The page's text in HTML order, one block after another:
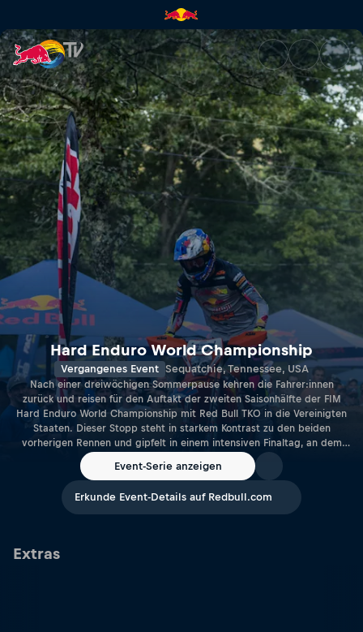
Red Bull TKO | Red Bull TV
Hard Enduro World Championship
Vergangenes Event Sequatchie, Tennessee, USA
Nach einer dreiwöchigen Sommerpause kehren die Fahrer:innen
zurück und reisen für den Auftakt der zweiten Saisonhälfte der FIM
Hard Enduro World Championship mit Red Bull TKO in die Vereinigten
Staaten. Dieser Stopp steht in starkem Kontrast zu den beiden
vorherigen Rennen und gipfelt in einem intensiven Finaltag, an dem
sich die Teilnehmer:innen durch zahlreiche Heats kämpfen müssen, um
das Finale zu erreichen.
Event-Serie anzeigen
Erkunde Event-Details auf Redbull.com
Extras